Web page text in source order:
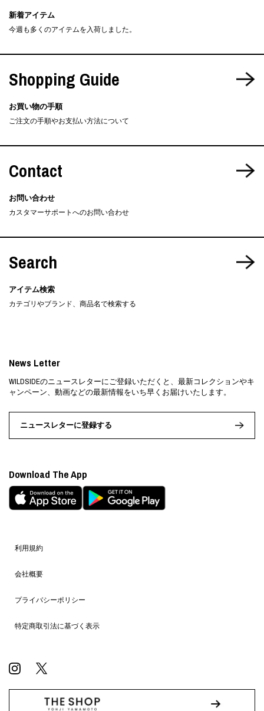
新着アイテム
今週も多くのアイテムを入荷しました。
Shopping Guide
お買い物の手順
ご注文の手順やお支払い方法について
Contact
お問い合わせ
カスタマーサポートへのお問い合わせ
Search
アイテム検索
カテゴリやブランド、商品名で検索する
利用規約
会社概要
プライバシーポリシー
特定商取引法に基づく表示
News Letter
WILDSIDEのニュースレターにご登録いただくと、最新コレクションやキ
ャンペーン、動画などの最新情報をいち早くお届けいたします。
ニュースレターに登録する
Download The App